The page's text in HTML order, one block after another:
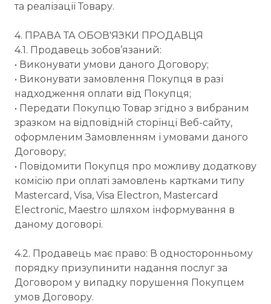
та реалізації Товару.
4. ПРАВА ТА ОБОВ'ЯЗКИ ПРОДАВЦЯ
4.1. Продавець зобов’язаний:
• Виконувати умови даного Договору;
• Виконувати замовлення Покупця в разі
надходження оплати від Покупця;
• Передати Покупцю Товар згідно з вибраним
зразком на відповідній сторінці Веб-сайту,
оформленим Замовленням і умовами даного
Договору;
• Повідомити Покупця про можливу додаткову
комісію при оплаті замовлень картками типу
Mastercard, Visa, Visa Electron, Mastercard
Electronic, Maestro шляхом інформування в
даному договорі.
4.2. Продавець має право: В односторонньому
порядку призупинити надання послуг за
Договором у випадку порушення Покупцем
умов Договору.